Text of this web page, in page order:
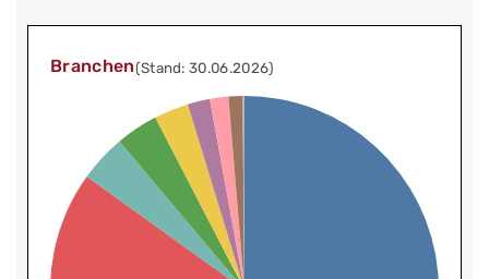
Branchen(Stand: 30.06.2026)